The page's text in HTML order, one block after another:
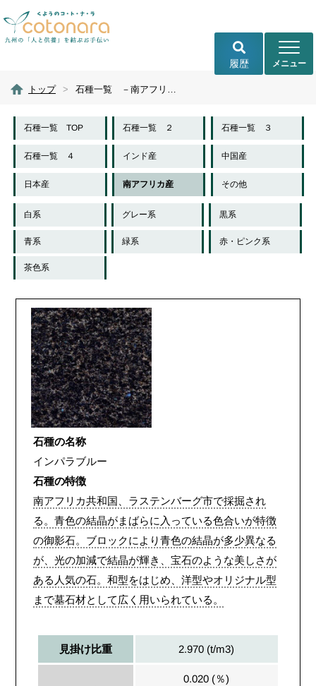
トップ > 石種一覧 －南アフリカ－
石種の名称
インパラブルー
石種の特徴
南アフリカ共和国、ラステンバーグ市で採掘され
る。青色の結晶がまばらに入っている色合いが特徴
の御影石。ブロックにより青色の結晶が多少異なる
が、光の加減で結晶が輝き、宝石のような美しさが
ある人気の石。和型をはじめ、洋型やオリジナル型
まで墓石材として広く用いられている。
見掛け比重 2.970 (t/m3)
0.020 (％)
石種一覧 TOP 石種一覧 ２ 石種一覧 ３
石種一覧 ４ インド産 中国産
日本産 南アフリカ産 その他
白系 グレー系 黒系
青系 緑系 赤・ピンク系
茶色系
履歴